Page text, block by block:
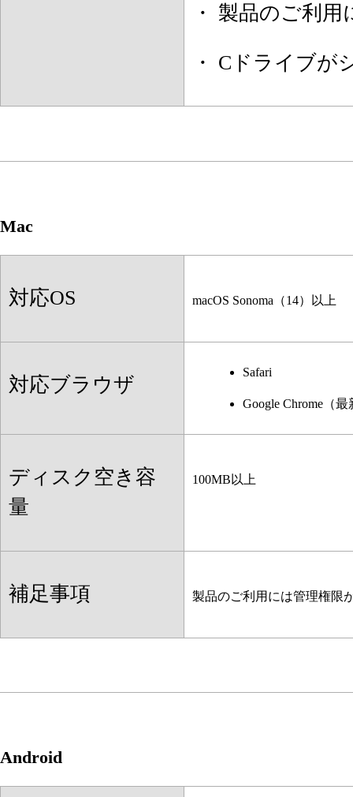
・ 製品のご利
・ Cドライブが
Mac
対応OS macOS Sonoma（14）以上
対応ブラウザ
Safari
Google Chrome（
ディスク空き容
量
100MB以上
補足事項 製品のご利用には管理権限
Android